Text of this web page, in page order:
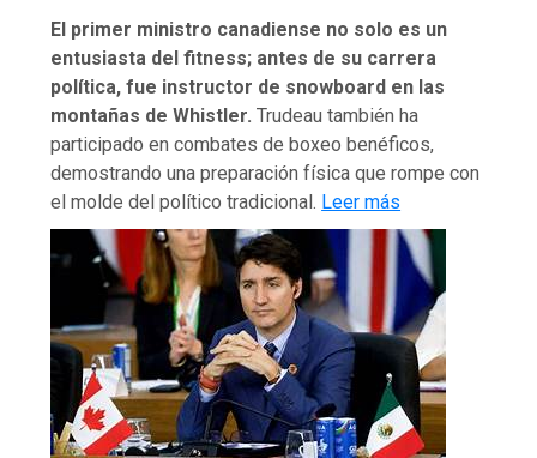
El primer ministro canadiense no solo es un
entusiasta del fitness; antes de su carrera
política, fue instructor de snowboard en las
montañas de Whistler. Trudeau también ha
participado en combates de boxeo benéficos,
demostrando una preparación física que rompe con
el molde del político tradicional. Leer más